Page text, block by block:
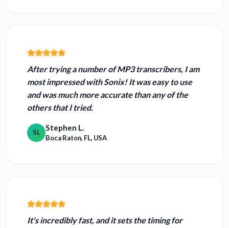
After trying a number of MP3 transcribers, I am
most impressed with Sonix! It was easy to use
and wasmuch more accurate than any of the
othersthat I tried.
SL Stephen L.
Boca Raton, FL, USA
It's incredibly fast, and itsets the timing for